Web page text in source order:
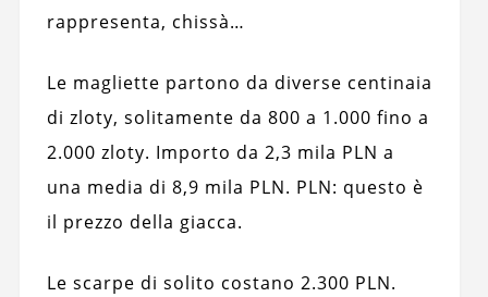
rappresenta, chissà…
Le magliette partono da diverse centinaia
di zloty, solitamente da 800 a 1.000 fino a
2.000 zloty. Importo da 2,3 mila PLN a
una media di 8,9 mila PLN. PLN: questo è
il prezzo della giacca.
Le scarpe di solito costano 2.300 PLN.